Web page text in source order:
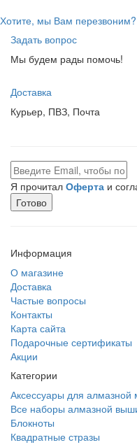
Хотите, мы Вам перезвоним?
Задать вопрос
Мы будем рады помочь!
Доставка
Курьер, ПВЗ, Почта
Я прочитал Оферта и
Готово
Информация
О магазине
Доставка
Частые вопросы
Контакты
Карта сайта
Подарочные сертификаты
Акции
Категории
Аксессуары для алмазной
Все наборы алмазной
Блокноты
Квадратные стразы